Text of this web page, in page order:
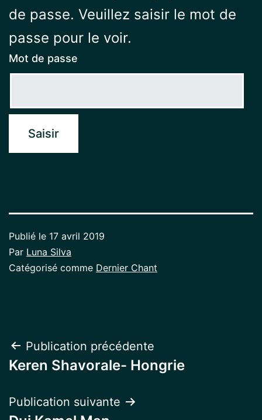
de passe. Veuillez saisir le mot de
passe pour le voir.
Mot de passe
Publié le 17 avril 2019
Par Luna Silva
Catégorisé comme Dernier Chant
Navigation
de
l’article
Publication précédente
Keren Shavorale- Hongrie
Publication suivante